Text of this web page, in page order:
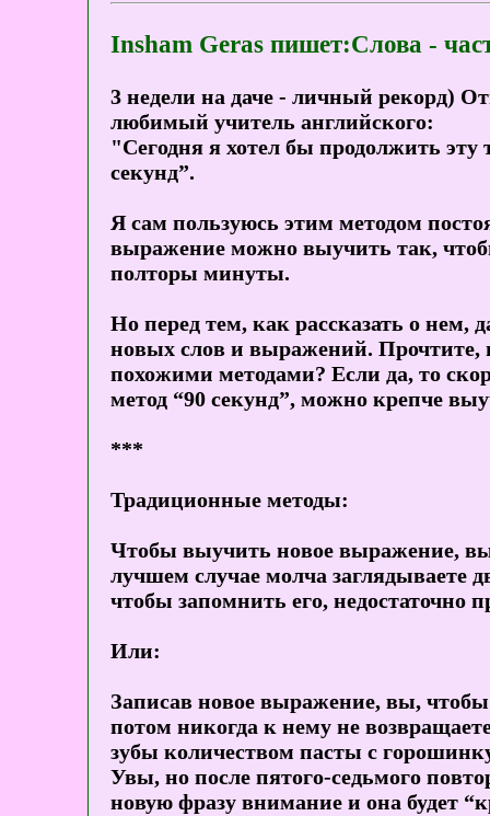
Insham Geras пишет:Слова -
3 недели на даче - личный рекорд)
любимый учитель английского:
"Сегодня я хотел бы продолжить эту
секунд”.
Я сам пользуюсь этим методом
выражение можно выучить так,
полторы минуты.
Но перед тем, как рассказать о нем,
новых слов и выражений. Прочтите,
похожими методами? Если да, то
метод “90 секунд”, можно крепче
***
Традиционные методы:
Чтобы выучить новое выражение, вы
лучшем случае молча заглядываете
чтобы запомнить его, недостаточно
Или:
Записав новое выражение, вы,
потом никогда к нему не
зубы количеством пасты с
Увы, но после пятого-седьмого
новую фразу внимание и она будет